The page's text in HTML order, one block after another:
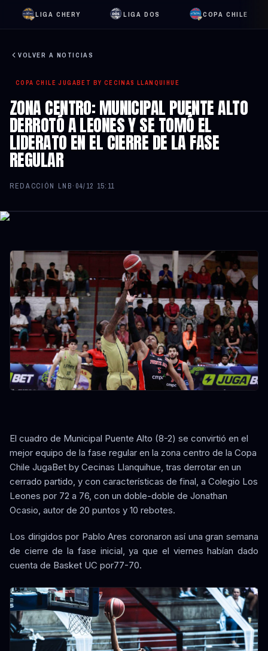
LIGA CHERY LIGA DOS COPA CHILE
VOLVER A NOTICIAS
COPA CHILE JUGABET BY CECINAS LLANQUIHUE
ZONA CENTRO: MUNICIPAL PUENTE ALTO
DERROTÓ A LEONES Y SE TOMÓ EL
LIDERATO EN EL CIERRE DE LA FASE
REGULAR
REDACCIÓN LNB· 04/12 15:11
El cuadro de Municipal Puente Alto (8-2) se convirtió en el
mejor equipo de la fase regular en la zona centro de la Copa
Chile JugaBet by Cecinas Llanquihue, tras derrotar en un
cerrado partido, y con características de final, a Colegio Los
Leones por 72 a 76, con un doble-doble de Jonathan
Ocasio, autor de 20 puntos y 10 rebotes.
Los dirigidos por Pablo Ares coronaron así una gran semana
de cierre de la fase inicial, ya que el viernes habían dado
cuenta de Basket UC por77-70.